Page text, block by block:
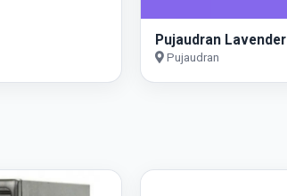
Pujaudran Lavender
Pujaudran